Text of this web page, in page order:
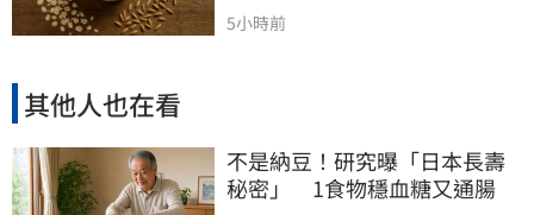
5小時前
其他人也在看
不是納豆！研究曝「日本長壽
秘密」 1食物穩血糖又通腸